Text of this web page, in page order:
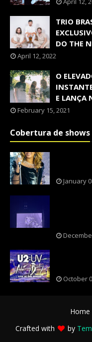
TRIO
DO THE
April 12, 2022
O
E LANÇA
February 15, 2021
Cobertura de shows
January
October
Home
Crafted with
by